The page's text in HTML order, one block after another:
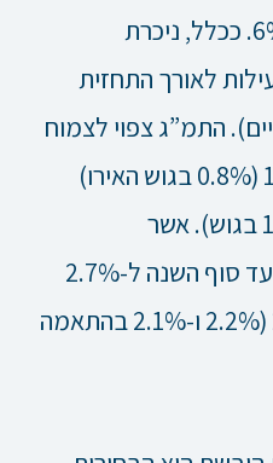
האבטלה קבוע זה זמן על 6%. ככלל, ניכרת
לאורך התחזית
התמ”ג צפוי לצמוח
השנה באיחוד האירופי ב-1% (0.8% בגוש האירו)
ובשנה הבאה ב-1.6% (1.4% בגוש). אשר
לאינפלציה, זו צפויה להגיע עד סוף השנה ל-2.7%
ובשנה שלאחר מכן ל-2.5% (2.2% ו-2.1% בהתאמה